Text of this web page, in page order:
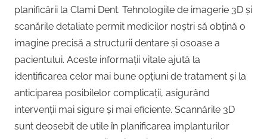
planificării la Clami Dent. Tehnologiile de imagerie 3D și
scanările detaliate permit medicilor noștri să obțină o
imagine precisă a structurii dentare și osoase a
pacientului. Aceste informații vitale ajută la
identificarea celor mai bune opțiuni de tratament și la
anticiparea posibilelor complicații, asigurând
intervenții mai sigure și mai eficiente. Scannările 3D
sunt deosebit de utile în planificarea implanturilor